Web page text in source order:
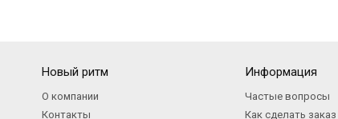
Новый ритм
О компании
Контакты
Информация
Частые вопросы
Как сделать заказ